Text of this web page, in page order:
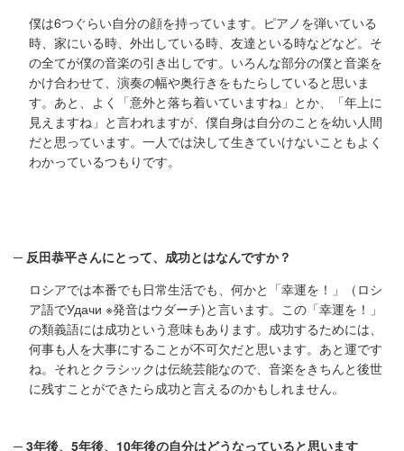
僕は6つぐらい自分の顔を持っています。ピアノを弾いている
時、家にいる時、外出している時、友達といる時などなど。そ
の全てが僕の音楽の引き出しです。いろんな部分の僕と音楽を
かけ合わせて、演奏の幅や奥行きをもたらしていると思いま
す。あと、よく「意外と落ち着いていますね」とか、「年上に
見えますね」と言われますが、僕自身は自分のことを幼い人間
だと思っています。一人では決して生きていけないこともよく
わかっているつもりです。
反田恭平さんにとって、成功とはなんですか？
ロシアでは本番でも日常生活でも、何かと「幸運を！」（ロシ
ア語でУдачи ※発音はウダーチ)と言います。この「幸運を！」
の類義語には成功という意味もあります。成功するためには、
何事も人を大事にすることが不可欠だと思います。あと運です
ね。それとクラシックは伝統芸能なので、音楽をきちんと後世
に残すことができたら成功と言えるのかもしれません。
3年後、5年後、10年後の自分はどうなっていると思います